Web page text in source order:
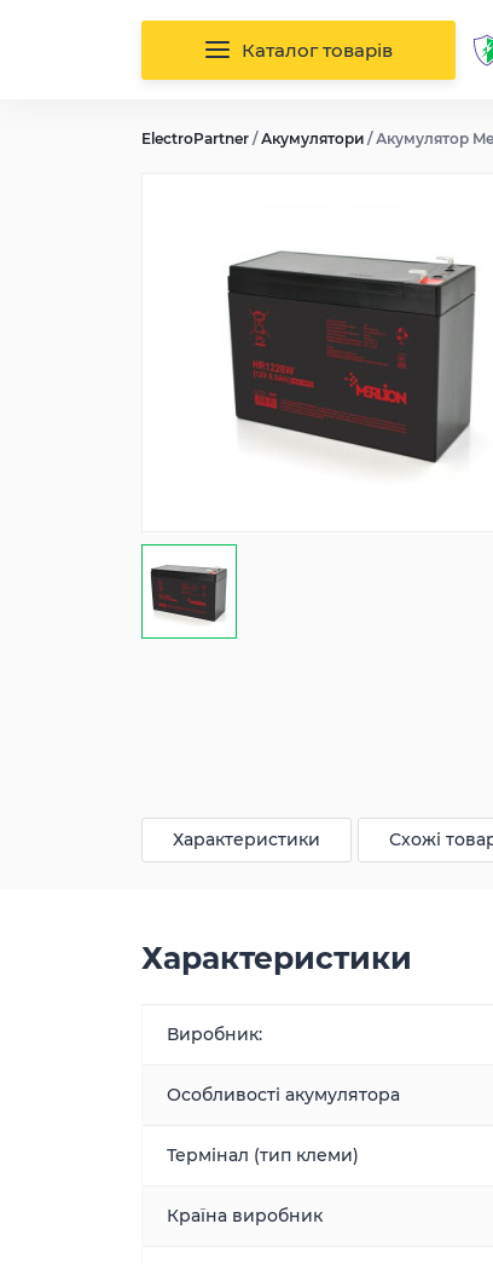
Каталог товарів
ElectroPartner /Акумулятори /Акумулятор
Характеристики Схожі
Характеристики
Виробник:
Особливості акумулятора
Термінал (тип клеми)
Країна виробник